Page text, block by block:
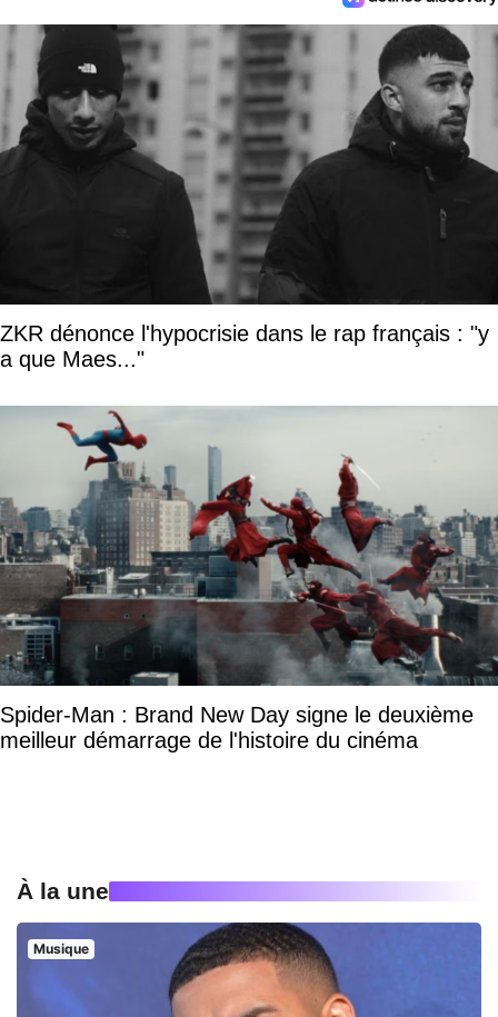
ZKR dénonce l'hypocrisie dans le rap français : "y
a que Maes..."
Spider-Man : Brand New Day signe le deuxième
meilleur démarrage de l'histoire du cinéma
À la une
Musique